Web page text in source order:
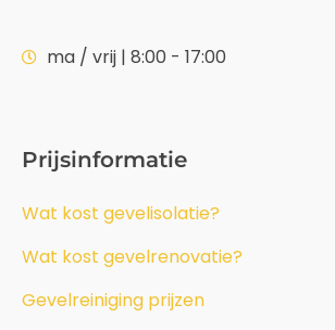
ma / vrij | 8:00 - 17:00
Prijsinformatie
Wat kost gevelisolatie?
Wat kost gevelrenovatie?
Gevelreiniging prijzen